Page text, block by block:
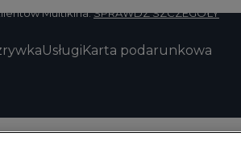
Multikina.SPRAWDŹ SZCZEGÓŁY
UsługiKarta podarunkowa